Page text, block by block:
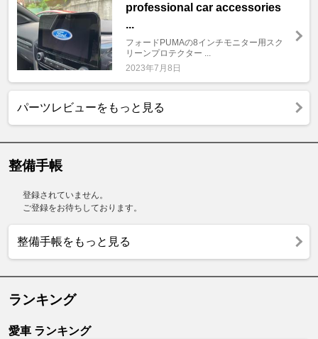
professional car accessories
...
フォードPUMAの8インチモニター用スク
リーンプロテクター ...
2023年7月8日
パーツレビューをもっと見る
整備手帳
登録されていません。
ご登録をお待ちしております。
整備手帳をもっと見る
ランキング
愛車 ランキング